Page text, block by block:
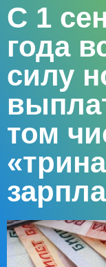
С 1
года
силу
том